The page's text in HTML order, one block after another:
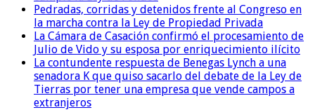
Pedradas, corridas y detenidos frente al Congreso en
la marcha contra la Ley de Propiedad Privada
La Cámara de Casación confirmó el procesamiento de
Julio de Vido y su esposa por enriquecimiento ilícito
La contundente respuesta de Benegas Lynch a una
senadora K que quiso sacarlo del debate de la Ley de
Tierras por tener una empresa que vende campos a
extranjeros